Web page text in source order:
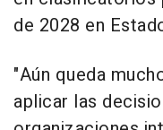
de 2028 en
"Aún queda
aplicar las